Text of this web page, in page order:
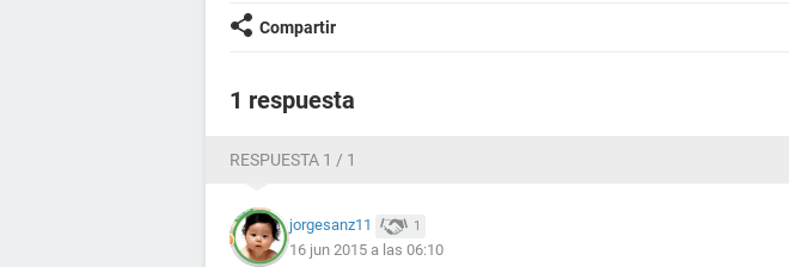
Compartir
1 respuesta
RESPUESTA 1 / 1
jorgesanz11 1
16 jun 2015 a las 06:10